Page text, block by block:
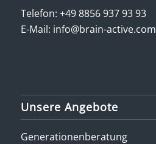
Telefon: +49 8856 937 93 93
E-Mail: info@brain-active.com
Unsere Angebote
Generationenberatung